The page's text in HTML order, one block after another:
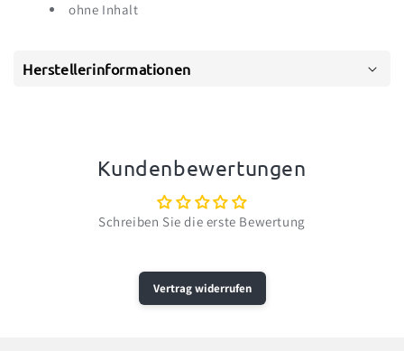
ohne Inhalt
Herstellerinformationen
Kundenbewertungen
Schreiben Sie die erste Bewertung
Vertrag widerrufen